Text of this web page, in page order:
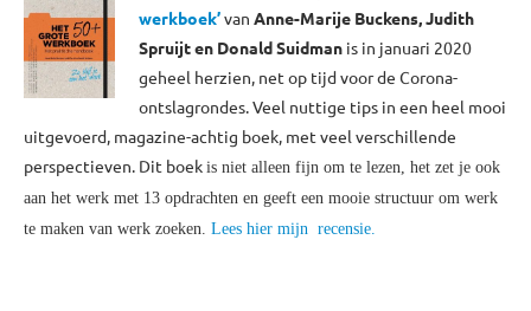
werkboek’van Anne-Marije Buckens, Judith
Spruijt en Donald Suidman is in januari 2020
geheel herzien, net op tijd voor de Corona-
ontslagrondes. Veel nuttige tips in een heel mooi
uitgevoerd, magazine-achtig boek, met veel verschillende
perspectieven. Dit boek is niet alleen fijn om te lezen, het zet je ook
aan het werk met 13 opdrachten en geeft een mooie structuur om werk
te maken van werk zoeken. Lees hier mijn recensie.